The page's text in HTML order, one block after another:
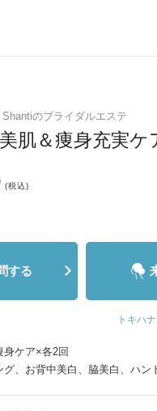
ショップ一覧
前撮り/後撮り
家族フォト/
Movie
演出映像
記録映像
ムービーショ
のブライダルエステ
肌＆痩身充実ケ
(税込)
する
トキハ
身ケア×各2回
グ、お背中美白、脇美白、ハン